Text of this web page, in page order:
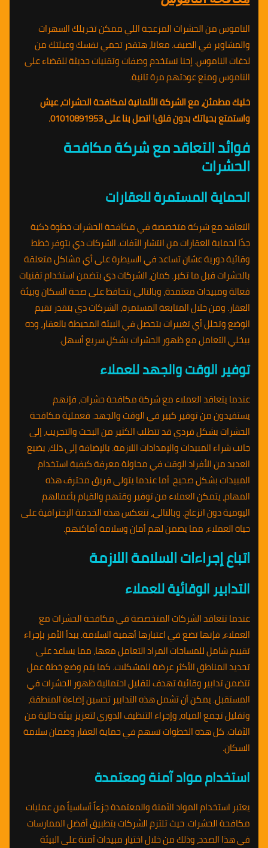
الناموس من الحشرات المزعجة اللي ممكن تخربلك السهرات
والمشاوير في الصيف. معانا، هتقدر تحمي نفسك وعيلتك من
لدغات الناموس. إحنا نستخدم وصفات وتقنيات حديثة للقضاء على
الناموس ومنع عودتهم مرة تانية.
خليك مطمئن، مع الشركة الألمانية لمكافحة الحشرات، عيش
واستمتع بحياتك بدون قلق! اتصل بنا على 01010891953.
فوائد التعاقد مع شركة مكافحة
الحشرات
الحماية المستمرة للعقارات
التعاقد مع شركة متخصصة في مكافحة الحشرات خطوة ذكية
جدًا لحماية العقارات من انتشار الآفات. الشركات دي بتوفر خطط
وقائية دورية عشان تساعد في السيطرة على أي مشاكل متعلقة
بالحشرات قبل ما تكبر. كمان، الشركات دي بتضمن استخدام تقنيات
فعالة ومبيدات معتمدة، وبالتالي بتحافظ على صحة السكان وبيئة
العقار. ومن خلال المتابعة المستمرة، الشركات دي بتقدر تقيم
الوضع وتحلل أي تغييرات بتحصل في البيئة المحيطة بالعقار، وده
بيخلي التعامل مع ظهور الحشرات بشكل سريع أسهل.
توفير الوقت والجهد للعملاء
عندما يتعاقد العملاء مع شركة مكافحة حشرات، فإنهم
يستفيدون من توفير كبير في الوقت والجهد. فعملية مكافحة
الحشرات بشكل فردي قد تتطلب الكثير من البحث والتجريب، إلى
جانب شراء المبيدات والإمدادات اللازمة. بالإضافة إلى ذلك، يضيع
العديد من الأفراد الوقت في محاولة معرفة كيفية استخدام
المبيدات بشكل صحيح. أما عندما يتولى فريق محترف هذه
المهام، يتمكن العملاء من توفير وقتهم والقيام بأعمالهم
اليومية دون انزعاج. وبالتالي، تنعكس هذه الخدمة الإحترافية على
حياة العملاء، مما يضمن لهم أمان وسلامة أماكنهم.
اتباع إجراءات السلامة اللازمة
التدابير الوقائية للعملاء
عندما تتعاقد الشركات المتخصصة في مكافحة الحشرات مع
العملاء، فإنها تضع في اعتبارها أهمية السلامة. يبدأ الأمر بإجراء
تقييم شامل للمساحات المراد التعامل معها، مما يساعد على
تحديد المناطق الأكثر عرضة للمشكلات. كما يتم وضع خطة عمل
تتضمن تدابير وقائية تهدف لتقليل احتمالية ظهور الحشرات في
المستقبل. يمكن أن تشمل هذه التدابير تحسين إضاءة المنطقة،
وتقليل تجمع المياه، وإجراء التنظيف الدوري لتعزيز بيئة خالية من
الآفات. كل هذه الخطوات تسهم في حماية العقار وضمان سلامة
السكان.
استخدام مواد آمنة ومعتمدة
يعتبر استخدام المواد الآمنة والمعتمدة جزءاً أساسياً من عمليات
مكافحة الحشرات. حيث تلتزم الشركات بتطبيق أفضل الممارسات
في هذا الصدد، وذلك من خلال اختيار مبيدات آمنة على البيئة